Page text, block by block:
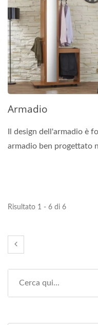
Armadio
Il design dell'armadio è
armadio ben progettato
Risultato 1 - 6 di 6